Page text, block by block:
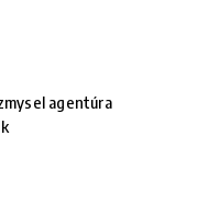
agentúra